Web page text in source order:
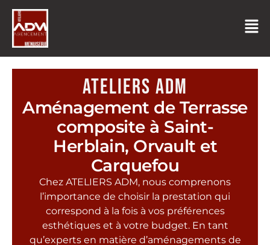
ATELIERS ADM
Aménagement de Terrasse
composite à Saint-
Herblain, Orvault et
Carquefou
Chez ATELIERS ADM, nous comprenons
l’importance de choisir la prestation qui
correspond à la fois à vos préférences
esthétiques et à votre budget. En tant
qu’experts en matière d’aménagements de